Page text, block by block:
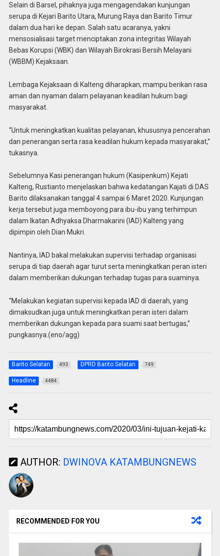
Selain di Barsel, pihaknya juga mengagendakan kunjungan
serupa di Kejari Barito Utara, Murung Raya dan Barito Timur
dalam dua hari ke depan. Salah satu acaranya, yakni
mensosialisasi target menciptakan zona integritas Wilayah
Bebas Korupsi (WBK) dan Wilayah Birokrasi Bersih Melayani
(WBBM) Kejaksaan.
Lembaga Kejaksaan di Kalteng diharapkan, mampu berikan rasa
aman dan nyaman dalam pelayanan keadilan hukum bagi
masyarakat.
“Untuk meningkatkan kualitas pelayanan, khususnya pencerahan
dan penerangan serta rasa keadilan hukum kepada masyarakat,”
tukasnya.
Sebelumnya Kasi penerangan hukum (Kasipenkum) Kejati
Kalteng, Rustianto menjelaskan bahwa kedatangan Kajati di DAS
Barito dilaksanakan tanggal 4 sampai 6 Maret 2020. Kunjungan
kerja tersebut juga memboyong para ibu-ibu yang terhimpun
dalam Ikatan Adhyaksa Dharmakarini (IAD) Kalteng yang
dipimpin oleh Dian Mukri.
Nantinya, IAD bakal melakukan supervisi terhadap organisasi
serupa di tiap daerah agar turut serta meningkatkan peran isteri
dalam memberikan dukungan terhadap tugas para suaminya.
“Melakukan kegiatan supervisi kepada IAD di daerah, yang
dimaksudkan juga untuk meningkatkan peran isteri dalam
memberikan dukungan kepada para suami saat bertugas,”
pungkasnya.(eno/agg)
Barito Selatan 493 DPRD Barito Selatan 749
Headline 4484
AUTHOR: DWINOVA KATAMBUNGNEWS
RECOMMENDED FOR YOU